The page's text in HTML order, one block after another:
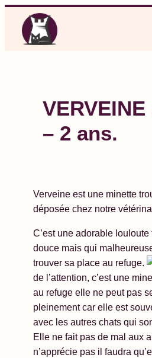
contenu
– 2 ans.
Verveine est une minette
déposée chez notre
C’est une adorable
douce mais qui
trouver sa place au refuge.
de l’attention, c’est une
au refuge elle ne peut pas
pleinement car elle est
avec les autres chats qui
Elle ne fait pas de mal aux
n’apprécie pas il faudra